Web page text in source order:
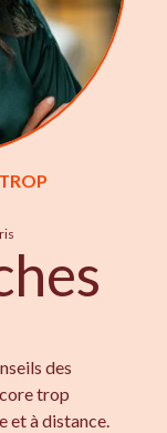
des
trop
et à distance.